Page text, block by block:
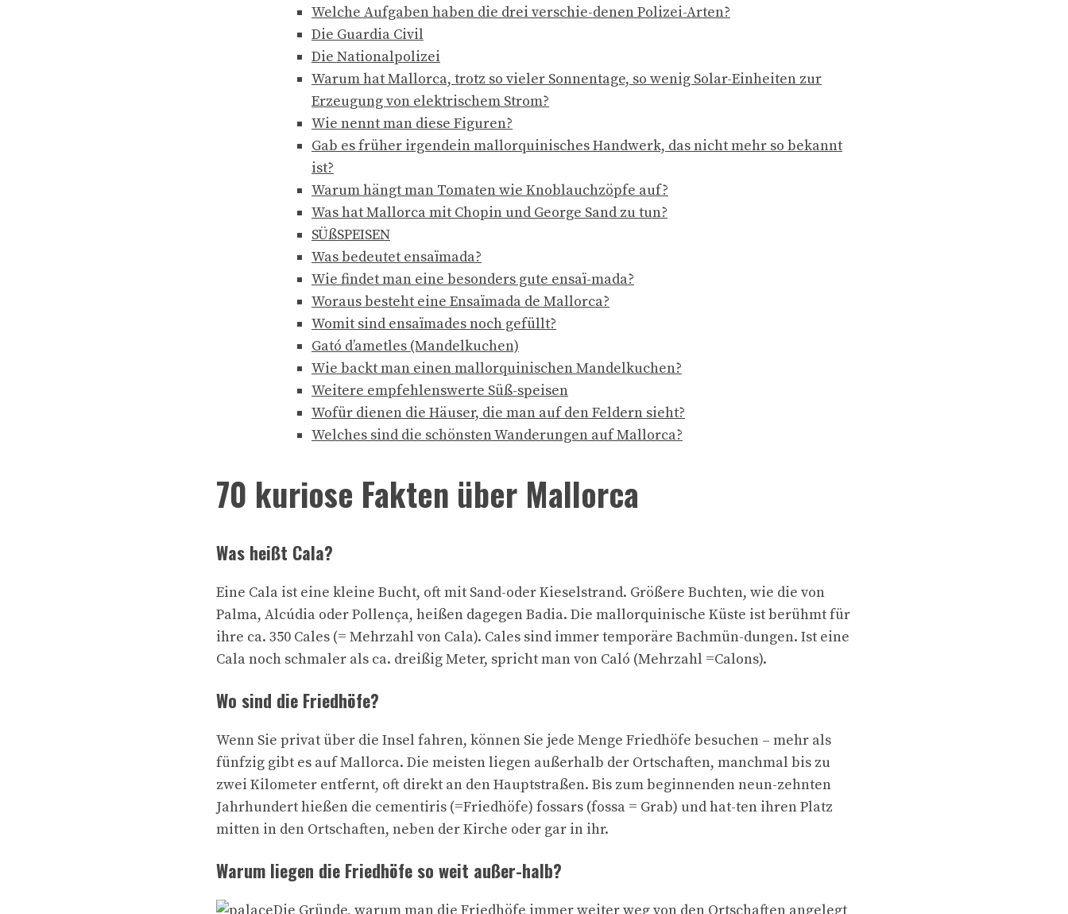
Welche Aufgaben haben die drei verschie-denen Polizei-Arten?
Die Guardia Civil
Die Nationalpolizei
Warum hat Mallorca, trotz so vieler Sonnentage, so wenig Solar-Einheiten zur
Erzeugung von elektrischem Strom?
Wie nennt man diese Figuren?
Gab es früher irgendein mallorquinisches Handwerk, das nicht mehr so bekannt
ist?
Warum hängt man Tomaten wie Knoblauchzöpfe auf?
Was hat Mallorca mit Chopin und George Sand zu tun?
SÜßSPEISEN
Was bedeutet ensaïmada?
Wie findet man eine besonders gute ensaï-mada?
Woraus besteht eine Ensaïmada de Mallorca?
Womit sind ensaïmades noch gefüllt?
Gató d’ametles (Mandelkuchen)
Wie backt man einen mallorquinischen Mandelkuchen?
Weitere empfehlenswerte Süß-speisen
Wofür dienen die Häuser, die man auf den Feldern sieht?
Welches sind die schönsten Wanderungen auf Mallorca?
70 kuriose Fakten über Mallorca
Was heißt Cala?
Eine Cala ist eine kleine Bucht, oft mit Sand-oder Kieselstrand. Größere Buchten, wie die von
Palma, Alcúdia oder Pollença, heißen dagegen Badia. Die mallorquinische Küste ist berühmt für
ihre ca. 350 Cales (= Mehrzahl von Cala). Cales sind immer temporäre Bachmün-dungen. Ist eine
Cala noch schmaler als ca. dreißig Meter, spricht man von Caló (Mehrzahl =Calons).
Wo sind die Friedhöfe?
Wenn Sie privat über die Insel fahren, können Sie jede Menge Friedhöfe besuchen – mehr als
fünfzig gibt es auf Mallorca. Die meisten liegen außerhalb der Ortschaften, manchmal bis zu
zwei Kilometer entfernt, oft direkt an den Hauptstraßen. Bis zum beginnenden neun-zehnten
Jahrhundert hießen die cementiris (=Friedhöfe) fossars (fossa = Grab) und hat-ten ihren Platz
mitten in den Ortschaften, neben der Kirche oder gar in ihr.
Warum liegen die Friedhöfe so weit außer-halb?